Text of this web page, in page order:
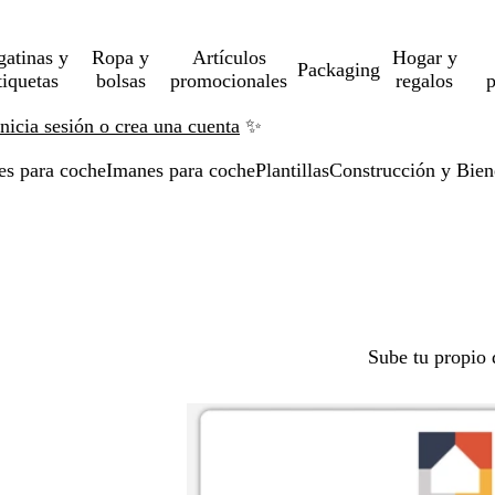
y
Ropa y
bolsas
Artículos
promocionales
Packaging
Hogar y
regalos
sesión o crea una cuenta ✨
para cocheImanes para cochePlantillasConstrucción y
Sube tu propio